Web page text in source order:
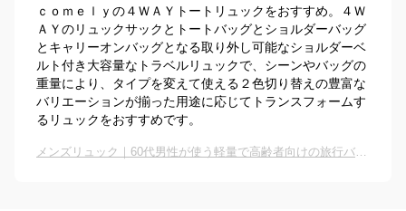
ｃｏｍｅｌｙの４ＷＡＹトートリュックをおすすめ。４Ｗ
ＡＹのリュックサックとトートバッグとショルダーバッグ
とキャリーオンバッグとなる取り外し可能なショルダーベ
ルト付き大容量なトラベルリュックで、シーンやバッグの
重量により、タイプを変えて使える２色切り替えの豊富な
バリエーションが揃った用途に応じてトランスフォームす
るリュックをおすすめです。
メンズリュック｜60代男性が使う軽量で高齢者向けの旅行バッグのおすすめは？